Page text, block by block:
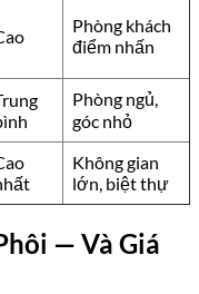
Phòng khách
điểm nhấn
Phòng ngủ,
góc nhỏ
Không gian
lớn, biệt thự
— Và Giá